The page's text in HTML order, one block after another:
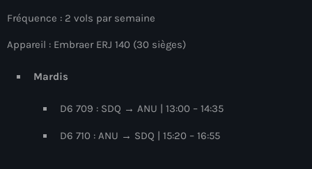
janvier 2025
décembre 2024
novembre 2024
Fréquence : 2 vols par semaine
Appareil : Embraer ERJ 140 (30 sièges)
Mardis
D6 709 : SDQ → ANU | 13:00 – 14:35
D6 710 : ANU → SDQ | 15:20 – 16:55